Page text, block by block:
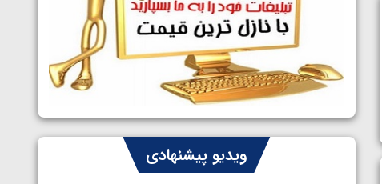
ایران چشم به راه چهار مدال در پنج وزن
دوم کشتی فرنگی نوجوانان جهان
1405/05/06
ویدیو پیشنهادی